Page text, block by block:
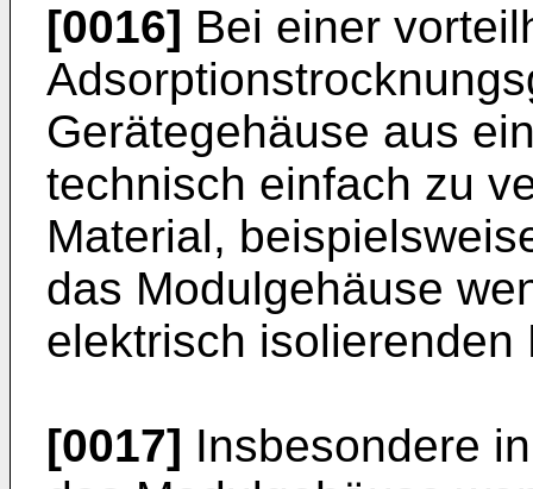
[0016] Bei einer
Gerätegehäuse aus
technisch einfach zu
Material,
das Modulgehäuse
elektrisch
[0017] Insbesondere